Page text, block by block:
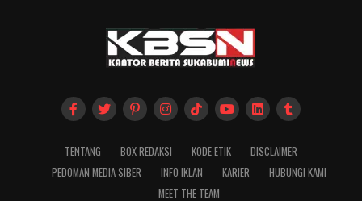
TENTANG BOX REDAKSI KODE ETIK
DISCLAIMER
PEDOMAN MEDIA SIBER
INFO IKLAN KARIER
HUBUNGI KAMI
MEET THE TEAM